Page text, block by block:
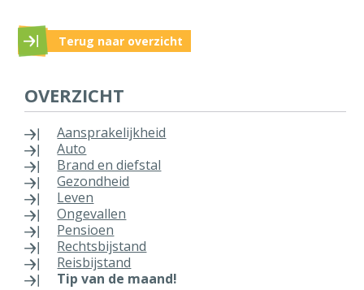
Terug naar overzicht
OVERZICHT
Aansprakelijkheid
Auto
Brand en diefstal
Gezondheid
Leven
Ongevallen
Pensioen
Rechtsbijstand
Reisbijstand
Tip van de maand!